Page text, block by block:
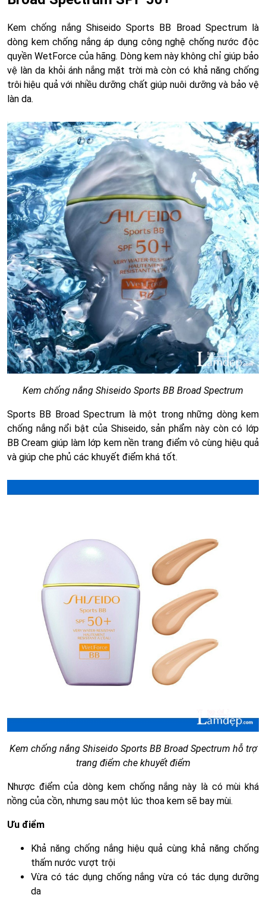
Kem chống nắng Shiseido Sports BB Broad Spectrum là
dòng kem chống nắng áp dụng công nghệ chống nước độc
quyền WetForce của hãng. Dòng kem này không chỉ giúp bảo
vệ làn da khỏi ánh nắng mặt trời mà còn có khả năng chống
trôi hiệu quả với nhiều dưỡng chất giúp nuôi dưỡng và bảo vệ
làn da.
Kem chống nắng Shiseido Sports BB Broad Spectrum
Sports BB Broad Spectrum là một trong những dòng kem
chống nắng nổi bật của Shiseido, sản phẩm này còn có lớp
BB Cream giúp làm lớp kem nền trang điểm vô cùng hiệu quả
và giúp che phủ các khuyết điểm khá tốt.
Kem chống nắng Shiseido Sports BB Broad Spectrum hỗ trợ
trang điểm che khuyết điểm
Nhược điểm của dòng kem chống nắng này là có mùi khá
nồng của cồn, nhưng sau một lúc thoa kem sẽ bay mùi.
Ưu điểm
Khả năng chống nắng hiệu quả cùng khả năng chống
thấm nước vượt trội
Vừa có tác dụng chống nắng vừa có tác dụng dưỡng
da